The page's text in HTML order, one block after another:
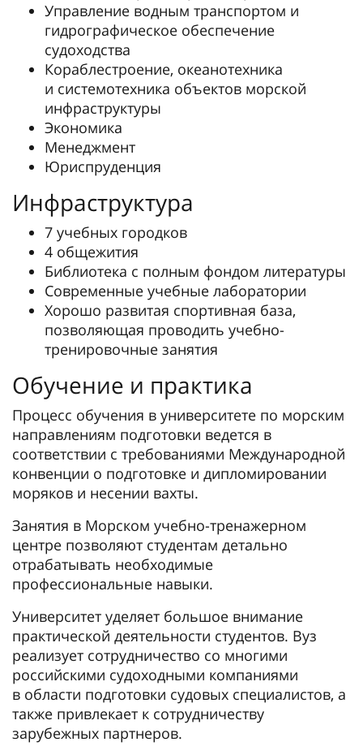
Управление водным транспортом и
гидрографическое обеспечение
судоходства
Кораблестроение, океанотехника
и системотехника объектов морской
инфраструктуры
Экономика
Менеджмент
Юриспруденция
Инфраструктура
7 учебных городков
4 общежития
Библиотека с полным фондом литературы
Современные учебные лаборатории
Хорошо развитая спортивная база,
позволяющая проводить учебно-
тренировочные занятия
Обучение и практика
Процесс обучения в университете по морским
направлениям подготовки ведется в
соответствии с требованиями Международной
конвенции о подготовке и дипломировании
моряков и несении вахты.
Занятия в Морском учебно-тренажерном
центре позволяют студентам детально
отрабатывать необходимые
профессиональные навыки.
Университет уделяет большое внимание
практической деятельности студентов. Вуз
реализует сотрудничество со многими
российскими судоходными компаниями
в области подготовки судовых специалистов, а
также привлекает к сотрудничеству
зарубежных партнеров.